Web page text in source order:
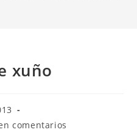
xuño
comentarios